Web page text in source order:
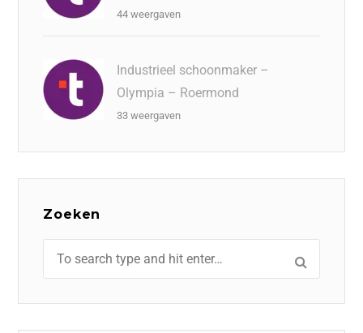
44 weergaven
Industrieel schoonmaker –
Olympia – Roermond
33 weergaven
Zoeken